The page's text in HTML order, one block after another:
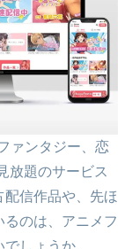
ァンタジー、恋
放題のサービス
信作品や、先ほ
のは、アニメフ
しょうか。